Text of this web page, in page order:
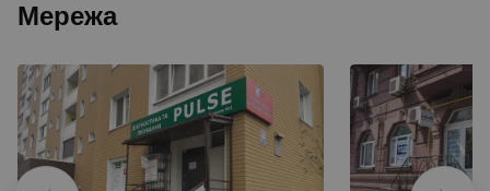
Мережа